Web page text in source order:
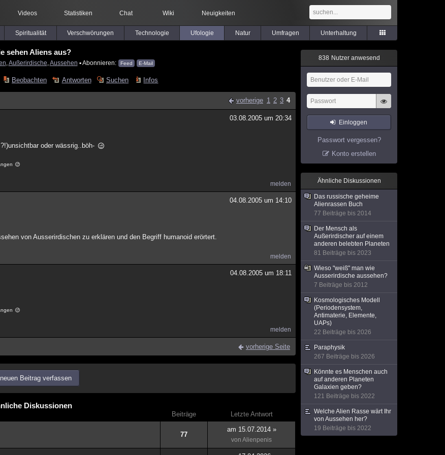
Videos Statistiken Chat Wiki Neuigkeiten
Spiritualität Verschwörungen Technologie Ufologie Natur Umfragen Unterhaltung
sehen Aliens aus?
Außerirdische Aussehen ▪ Abonnieren: Feed E-Mail
Beobachten Antworten Suchen Infos
vorherige 1 2 3 4
03.08.2005 um 20:34
oder wässrig..böh-
melden
04.08.2005 um 14:10
von Ausserirdischen zu erklären und den Begriff humanoid erörtert.
melden
04.08.2005 um 18:11
melden
vorherige Seite
neuen Beitrag verfassen
Diskussionen
Beiträge
Letzte Antwort
77
am 15.07.2014 »
von Alienpenis
838 Nutzer anwesend
Einloggen
Passwort vergessen?
Konto erstellen
Ähnliche Diskussionen
Das russische geheime
Alienrassen Buch
77 Beiträge bis 2014
Der Mensch als
Außerirdischer auf einem
anderen belebten Planeten
81 Beiträge bis 2023
Wieso "weiß" man wie
Ausserirdische aussehen?
7 Beiträge bis 2012
Kosmologisches Modell
(Periodensystem,
Antimaterie, Elemente,
UAPs)
22 Beiträge bis 2026
Paraphysik
267 Beiträge bis 2026
Könnte es Menschen auch
auf anderen Planeten
Galaxien geben?
121 Beiträge bis 2022
Welche Alien Rasse wärt Ihr
von Aussehen her?
19 Beiträge bis 2022